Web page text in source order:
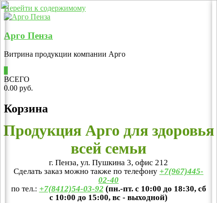
Перейти к содержимому
Арго Пенза
Витрина продукции компании Арго
ВСЕГО
0.00 руб.
Корзина
Продукция Арго для здоровья
всей семьи
г. Пенза, ул. Пушкина 3, офис 212
Сделать заказ можно также по телефону +7(967)445-
02-40
по тел.: +7(8412)54-03-92 (пн.-пт. с 10:00 до 18:30, сб
с 10:00 до 15:00, вс - выходной)